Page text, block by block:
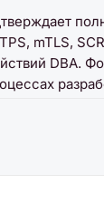
mTLS,
DBA.